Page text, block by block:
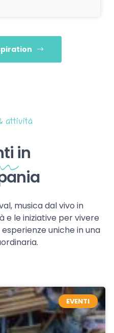
attività
in
musica dal vivo in
e le iniziative per vivere
uniche in una
EVENTI